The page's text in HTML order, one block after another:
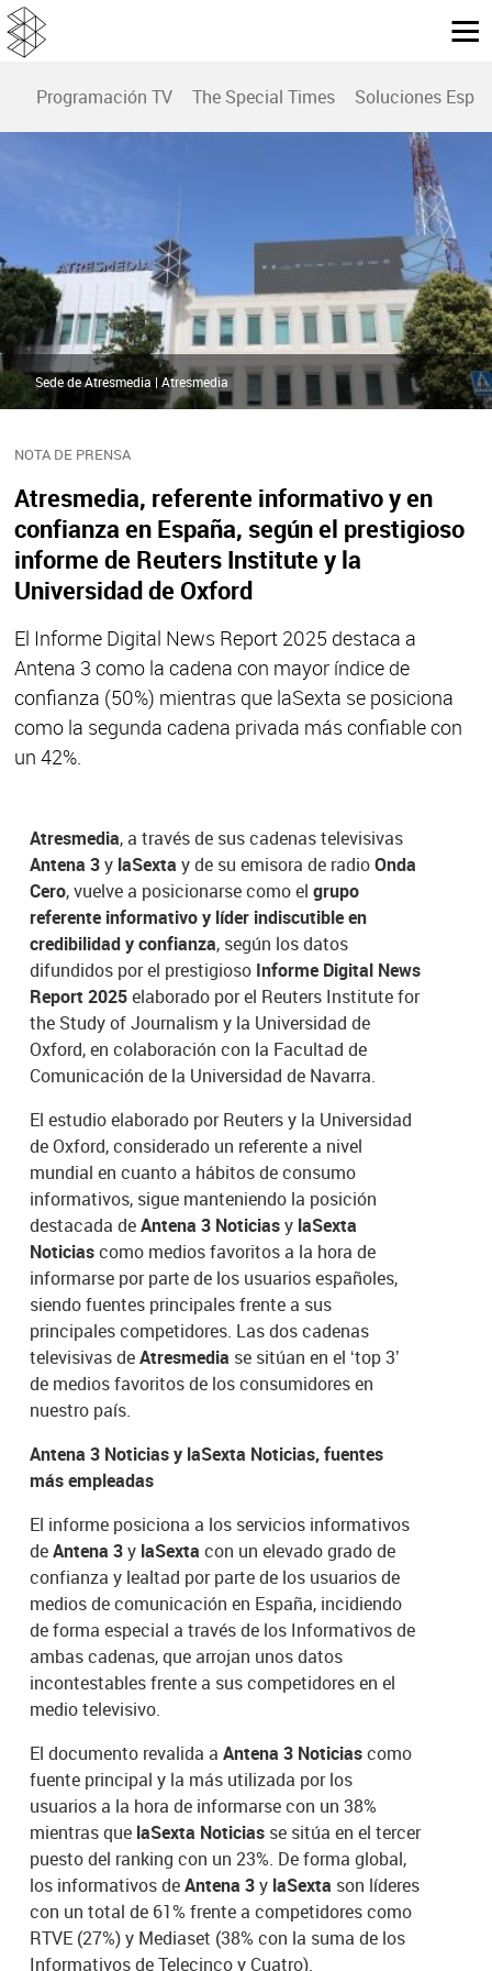
Programación TV The Special Times Soluciones
NOTA DE PRENSA
Atresmedia, referente informativo y en
confianza en España, según el prestigioso
informe de Reuters Institute y la
Universidad de Oxford
El Informe Digital News Report 2025 destaca a
Antena 3 como la cadena con mayor índice de
confianza (50%) mientras que laSexta se posiciona
como la segunda cadena privada más confiable con
un 42%.
Sede de Atresmedia | Atresmedia
Atresmedia, a través de sus cadenas televisivas
Antena 3y laSexta y de su emisora de radioOnda
Cero, vuelve a posicionarse como elgrupo
referente informativo y líder indiscutible en
credibilidad y confianza, según los datos
difundidos por el prestigioso Informe Digital News
Report 2025elaborado por el Reuters Institute for
the Study of Journalism y la Universidad de
Oxford, en colaboración con la Facultad de
Comunicación de la Universidad de Navarra.
El estudio elaborado por Reuters y la Universidad
de Oxford, considerado un referente a nivel
mundial en cuanto a hábitos de consumo
informativos, sigue manteniendo la posición
destacada deAntena 3 Noticiasy laSexta
Noticiascomo medios favoritos a la hora de
informarse por parte de los usuarios españoles,
siendo fuentes principales frente a sus
principales competidores. Las dos cadenas
televisivas deAtresmedia se sitúan en el ‘top 3’
de medios favoritos de los consumidores en
nuestro país.
Antena 3 Noticias y laSexta Noticias, fuentes
más empleadas
El informe posiciona a los servicios informativos
deAntena 3y laSexta con un elevado grado de
confianza y lealtad por parte de los usuarios de
medios de comunicación en España, incidiendo
de forma especial a través de los Informativos de
ambas cadenas, que arrojan unos datos
incontestables frente a sus competidores en el
medio televisivo.
El documento revalida aAntena 3 Noticiascomo
fuente principal y la más utilizada por los
usuarios a la hora de informarse con un 38%
mientras que laSexta Noticias se sitúa en el tercer
puesto del ranking con un 23%. De forma global,
los informativos deAntena 3y laSexta son líderes
con un total de 61% frente a competidores como
RTVE (27%) y Mediaset (38% con la suma de los
Informativos de Telecinco y Cuatro).